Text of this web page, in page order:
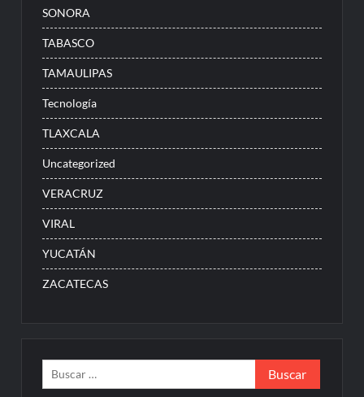
SONORA
TABASCO
TAMAULIPAS
Tecnología
TLAXCALA
Uncategorized
VERACRUZ
VIRAL
YUCATÁN
ZACATECAS
Buscar: